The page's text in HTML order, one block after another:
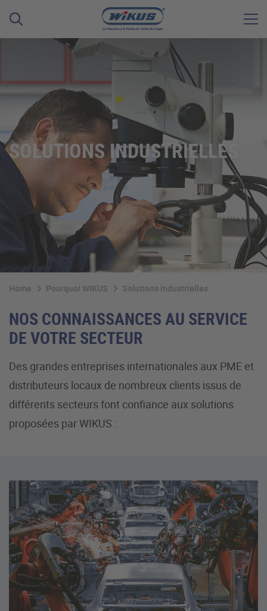
SOLUTIONS INDUSTRIELLES
Home Pourquoi WIKUS Solutions industrielles
NOS CONNAISSANCES AU SERVICE
DE VOTRE SECTEUR
Des grandes entreprises internationales aux PME et
distributeurs locaux de nombreux clients issus de
différents secteurs font confiance aux solutions
proposées par WIKUS :